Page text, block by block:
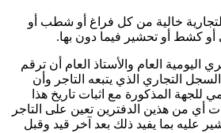
خالية من كل فراغ أو شطب أو
أو كشط أو تحشير فيما دون بها.
اليومية العام والأستاذ العام أن ترقم
التجاري الذي يتبعه التاجر وأن
للجهة المذكورة مع اثبات تاريخ هذا
أي من هذين الدفترين تعين على التاجر
عليه بما يفيد ذلك بعد آخر قيد وقبل